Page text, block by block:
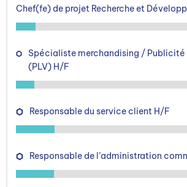
Chef(fe) de projet Recherche et
Spécialiste merchandising / Publicité
(PLV) H/F
Responsable du service client H/F
Responsable de l’administration